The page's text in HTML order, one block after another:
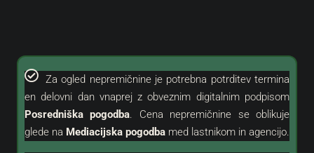
Za ogled nepremičnine je potrebna potrditev termina
en delovni dan vnaprej z obveznim digitalnim podpisom
Posredniška pogodba. Cena nepremičnine se oblikuje
glede na Mediacijska pogodbamed lastnikom in agencijo.